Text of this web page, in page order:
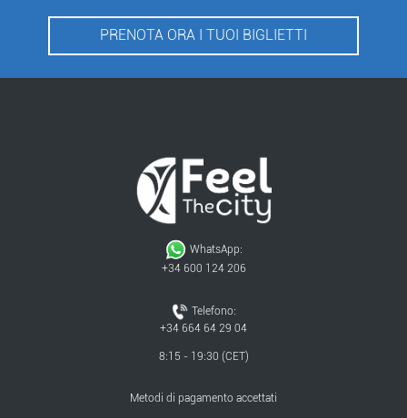
PRENOTA ORA I TUOI BIGLIETTI
WhatsApp:
+34 600 124 206
Telefono:
+34 664 64 29 04
8:15 - 19:30 (CET)
Metodi di pagamento accettati